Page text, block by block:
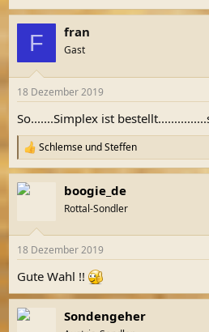
F fran
Gast
18 Dezember 2019
So.......Simplex ist
R
e
a
k
e
:
Schlemse undSteffen
boogie_de
Rottal-Sondler
18 Dezember 2019
Gute Wahl !!
Sondengeher